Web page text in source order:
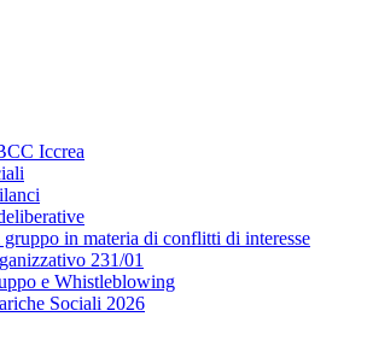
Iccrea
in materia di conflitti di interesse
231/01
e Whistleblowing
Sociali 2026